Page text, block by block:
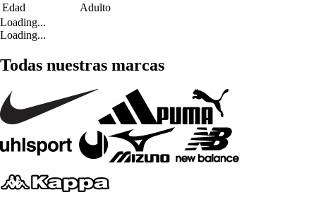
Edad
Adulto
Loading...
Loading...
Todas nuestras marcas